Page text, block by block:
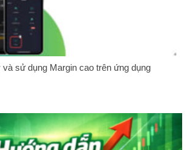
sử dụng Margin cao trên ứng dụng